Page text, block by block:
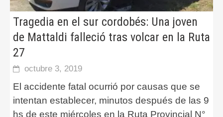
Tragedia en el sur cordobés: Una joven
de Mattaldi falleció tras volcar en la Ruta
27
octubre 3, 2019
El accidente fatal ocurrió por causas que se
intentan establecer, minutos después de las 9
hs de este miércoles en la Ruta Provincial N°